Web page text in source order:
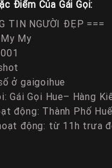
Điểm Của Gái Gọi:
TIN NGƯỜI ĐẸP ===
My
ở gaigoihue
Gái Gọi Hue– Hàng
động: Thành Phố Huế
động: từ 11h trưa